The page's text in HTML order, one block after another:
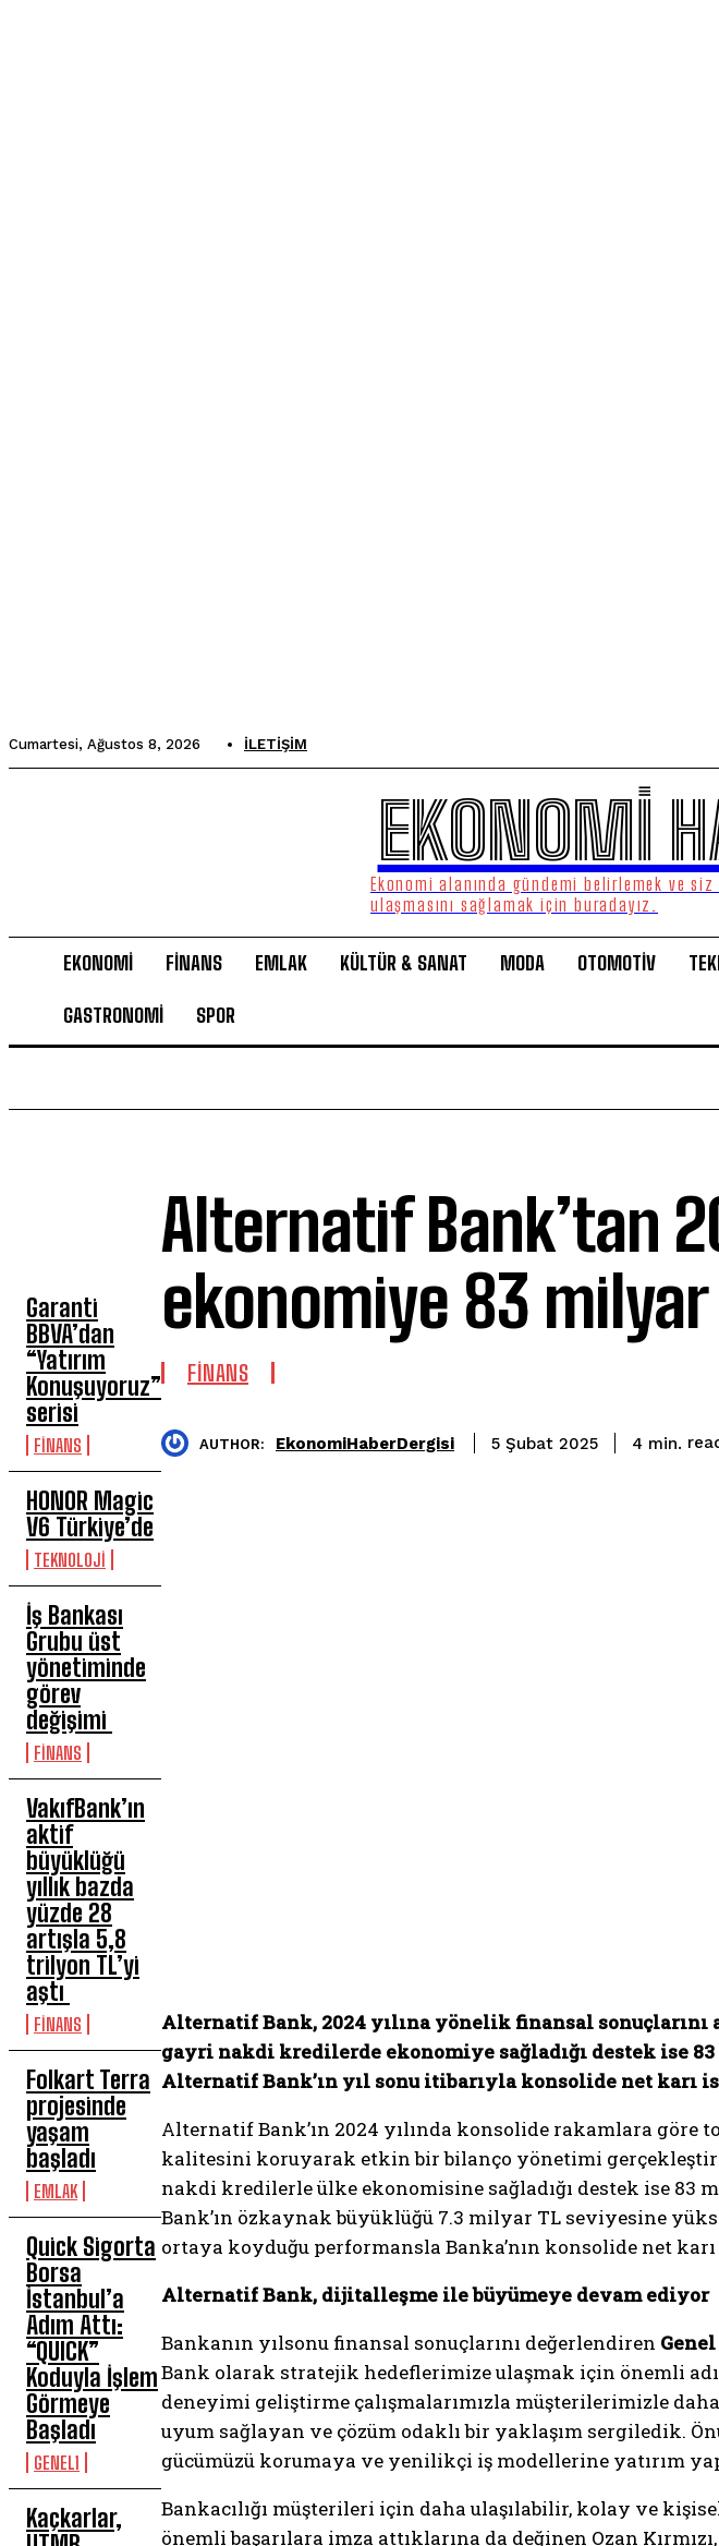
Cumartesi, Ağustos 8, 2026 İLETIŞIM
EKONOMİ
Ekonomi alanında gündemi belirlemek ve siz
ulaşmasını sağlamak için buradayız.
EKONOMİ FİNANS EMLAK KÜLTÜR & SANAT MODA OTOMOTİV
GASTRONOMİ SPOR
Garanti
BBVA’dan
“Yatırım
Konuşuyoruz”
serisi
FİNANS
HONOR Magic
V6 Türkiye’de
TEKNOLOJİ
İş Bankası
Grubu üst
yönetiminde
görev
değişimi
FİNANS
VakıfBank’ın
aktif
büyüklüğü
yıllık bazda
yüzde 28
artışla 5,8
trilyon TL’yi
aştı
FİNANS
Folkart Terra
projesinde
yaşam
başladı
EMLAK
Quick Sigorta
Borsa
İstanbul’a
Adım Attı:
“QUICK”
Koduyla İşlem
Görmeye
Başladı
GENEL1
Kaçkarlar,
Alternatif Bank’tan
ekonomiye 83
FİNANS
AUTHOR: EkonomiHaberDergisi 5 Şubat 2025 4 min.
Alternatif Bank, 2024 yılına yönelik finansal
gayri nakdi kredilerde ekonomiye sağladığı destek ise
Alternatif Bank’ın yıl sonu itibarıyla konsolide net karı
Alternatif Bank’ın 2024 yılında konsolide rakamlara
kalitesini koruyarak etkin bir bilanço yönetimi
nakdi kredilerle ülke ekonomisine sağladığı destek ise
Bank’ın özkaynak büyüklüğü 7.3 milyar TL seviyesine
ortaya koyduğu performansla Banka’nın konsolide net
Alternatif Bank, dijitalleşme ile büyümeye devam ediyor
Bankanın yılsonu finansal sonuçlarını değerlendiren
Bank olarak stratejik hedeflerimize ulaşmak için önemli
deneyimi geliştirme çalışmalarımızla müşterilerimizle
uyum sağlayan ve çözüm odaklı bir yaklaşım sergiledik.
gücümüzü korumaya ve yenilikçi iş modellerine yatırım
Bankacılığı müşterileri için daha ulaşılabilir, kolay ve
önemli başarılara imza attıklarına da değinen Ozan